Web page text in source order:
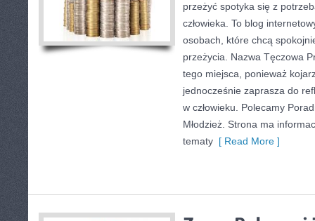
przeżyć spotyka się z
człowieka. To blog
osobach, które chcą
przeżycia. Nazwa Tęczowa
tego miejsca, ponieważ
jednocześnie zaprasza do
w człowieku. Polecamy
Młodzież. Strona ma
tematy [ Read More ]